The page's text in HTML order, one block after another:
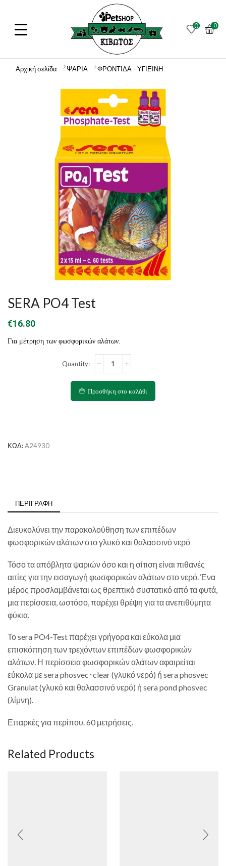
0 0
Αρχική σελίδα ΨΑΡΙΑ ΦΡΟΝΤΙΔΑ - ΥΓΙΕΙΝΗ
SERA PO4 Test
€16.80
Για μέτρηση των φωσφορικών αλάτων.
Προσθήκη στο καλάθι
ΚΩΔ:A24930
ΠΕΡΙΓΡΑΦΉ
Διευκολύνει την παρακολούθηση των επιπέδων
φωσφορικών αλάτων στο γλυκό και θαλασσινό νερό
Τόσο τα απόβλητα ψαριών όσο και η σίτιση είναι πιθανές
αιτίες για την εισαγωγή φωσφορικών αλάτων στο νερό. Ένα
μέρος προσλαμβάνεται ως θρεπτικό συστατικό από τα φυτά,
μια περίσσεια, ωστόσο, παρέχει θρέψη για τα ανεπιθύμητα
φύκια.
Το sera PO4-Test παρέχει γρήγορα και εύκολα μια
επισκόπηση των τρεχόντων επιπέδων φωσφορικών
αλάτων. Η περίσσεια φωσφορικών αλάτων αφαιρείται
εύκολα με sera phosvec･clear (γλυκό νερό) ή sera phosvec
Granulat (γλυκό και θαλασσινό νερό) ή sera pond phosvec
(λίμνη).
Επαρκές για περίπου. 60 μετρήσεις.
Related Products